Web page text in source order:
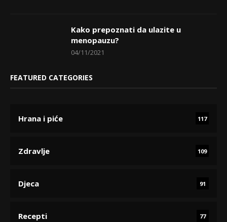
Kako prepoznati da ulazite u
menopauzu?
04/11/2021
FEATURED CATEGORIES
Hrana i piće 117
Zdravlje 109
Djeca 91
Recepti 77